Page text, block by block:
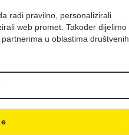
radi pravilno, personalizirali
web promet. Također dijelimo
u oblastima društvenih